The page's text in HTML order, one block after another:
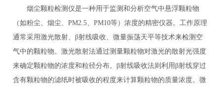
烟尘颗粒检测仪是一种用于监测和分析空气中悬浮颗粒物
（如粉尘、烟尘、PM2.5、PM10等）浓度的精密仪器。工作原理
通常采用激光散射、β射线吸收、微量振荡天平等技术来检测空
气中的颗粒物。激光散射法通过测量颗粒物对激光的散射光强度
来确定颗粒物的浓度和粒径分布。β射线吸收法则利用β射线穿过
含有颗粒物的滤纸时被吸收的程度来计算颗粒物的质量浓度。微